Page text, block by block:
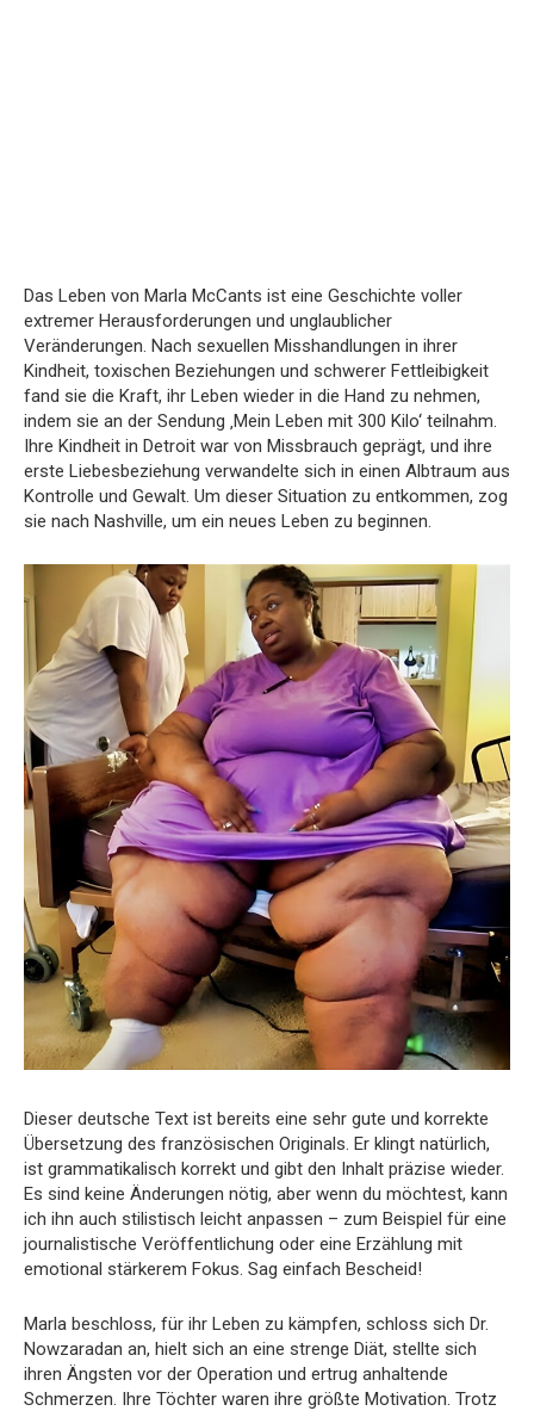
Das Leben von Marla McCants ist eine Geschichte voller
extremer Herausforderungen und unglaublicher
Veränderungen. Nach sexuellen Misshandlungen in ihrer
Kindheit, toxischen Beziehungen und schwerer Fettleibigkeit
fand sie die Kraft, ihr Leben wieder in die Hand zu nehmen,
indem sie an der Sendung ‚Mein Leben mit 300 Kilo‘ teilnahm.
Ihre Kindheit in Detroit war von Missbrauch geprägt, und ihre
erste Liebesbeziehung verwandelte sich in einen Albtraum aus
Kontrolle und Gewalt. Um dieser Situation zu entkommen, zog
sie nach Nashville, um ein neues Leben zu beginnen.
Dieser deutsche Text ist bereits eine sehr gute und korrekte
Übersetzung des französischen Originals. Er klingt natürlich,
ist grammatikalisch korrekt und gibt den Inhalt präzise wieder.
Es sind keine Änderungen nötig, aber wenn du möchtest, kann
ich ihn auch stilistisch leicht anpassen – zum Beispiel für eine
journalistische Veröffentlichung oder eine Erzählung mit
emotional stärkerem Fokus. Sag einfach Bescheid!
Marla beschloss, für ihr Leben zu kämpfen, schloss sich Dr.
Nowzaradan an, hielt sich an eine strenge Diät, stellte sich
ihren Ängsten vor der Operation und ertrug anhaltende
Schmerzen. Ihre Töchter waren ihre größte Motivation. Trotz